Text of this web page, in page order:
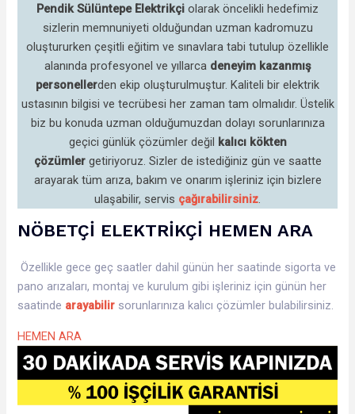
Pendik Sülüntepe Elektrikçi olarak öncelikli hedefimiz
sizlerin memnuniyeti olduğundan uzman kadromuzu
oluştururken çeşitli eğitim ve sınavlara tabi tutulup özellikle
alanında profesyonel ve yıllarca deneyim kazanmış
personellerden ekip oluşturulmuştur. Kaliteli bir elektrik
ustasının bilgisi ve tecrübesi her zaman tam olmalıdır. Üstelik
biz bu konuda uzman olduğumuzdan dolayı sorunlarınıza
geçici günlük çözümler değil kalıcı kökten
çözümler getiriyoruz. Sizler de istediğiniz gün ve saatte
arayarak tüm arıza, bakım ve onarım işleriniz için bizlere
ulaşabilir, servis çağırabilirsiniz.
NÖBETÇİ ELEKTRİKÇİ HEMEN ARA
Özellikle gece geç saatler dahil günün her saatinde sigorta ve
pano arızaları, montaj ve kurulum gibi işleriniz için günün her
saatinde arayabilir sorunlarınıza kalıcı çözümler bulabilirsiniz.
HEMEN ARA